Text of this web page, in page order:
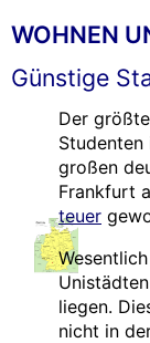
WOHNEN
Günstige
Der
großen
Frankfurt
teuer
liegen.
nicht in